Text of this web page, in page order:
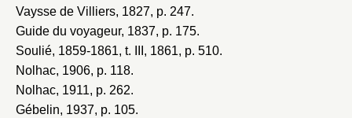
Vaysse de Villiers, 1827, p. 247.
Guide du voyageur, 1837, p. 175.
Soulié, 1859-1861, t. III, 1861, p. 510.
Nolhac, 1906, p. 118.
Nolhac, 1911, p. 262.
Gébelin, 1937, p. 105.